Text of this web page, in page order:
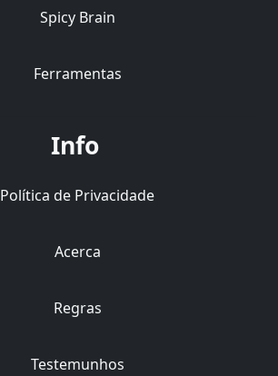
Spicy Brain
Ferramentas
Info
Política de Privacidade
Acerca
Regras
Testemunhos